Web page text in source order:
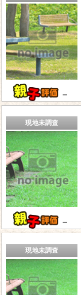
－
現地未調査
－
現地未調査